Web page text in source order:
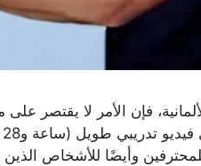
فإن الأمر لا يقتصر